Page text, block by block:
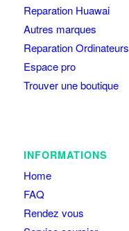
Reparation Huawai
Autres marques
Reparation Ordinateurs
Espace pro
Trouver une boutique
INFORMATIONS
Home
FAQ
Rendez vous